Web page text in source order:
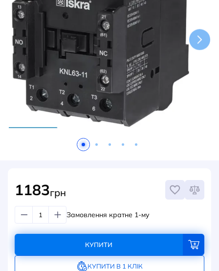
НОВИНИ
КОНТАКТИ
СИСТЕМИ ШИНОПРОВОДІВ ТА СТРУМОПРОВОДІВ
1183грн
Замовлення кратне 1-му
КУПИТИ
КУПИТИ В 1 КЛІК